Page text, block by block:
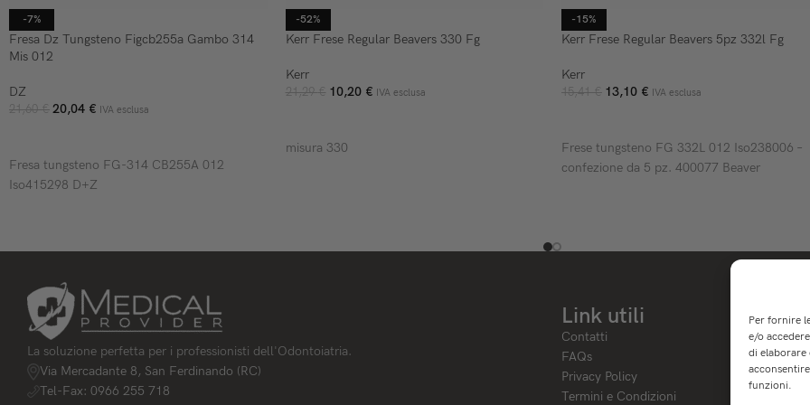
Per fornire
e/o
di elaborare
funzioni.
-7%
Fresa Dz Tungsteno Figcb255a Gambo 314
Mis 012
DZ
21,60€ 20,04 € IVA esclusa
Fresa tungsteno FG-314 CB255A 012
Iso415298 D+Z
-52%
Kerr Frese Regular Beavers 330 Fg
Kerr
21,29€ 10,20 € IVA esclusa
misura 330
-15%
Kerr Frese Regular Beavers 5pz 332l Fg
Kerr
15,41€ 13,10 € IVA esclusa
Frese tungsteno FG 332L 012 Iso238006 –
confezione da 5 pz. 400077 Beaver
La soluzione perfetta per i professionisti dell'Odontoiatria.
Via Mercadante 8, San Ferdinando (RC)
Tel-Fax: 0966 255 718
Link utili
Contatti
FAQs
Privacy Policy
Termini e Condizioni